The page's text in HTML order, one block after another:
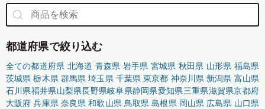
都道府県で絞り込む
全ての都道府県 北海道 青森県 岩手県 宮城県 秋田県 山形県 福島県
茨城県 栃木県 群馬県 埼玉県 千葉県 東京都 神奈川県 新潟県 富山県
石川県福井県山梨県長野県岐阜県静岡県愛知県三重県滋賀県京都府
大阪府 兵庫県 奈良県 和歌山県 鳥取県 島根県 岡山県 広島県 山口県